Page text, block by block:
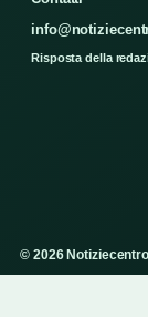
Risposta della
© 2026